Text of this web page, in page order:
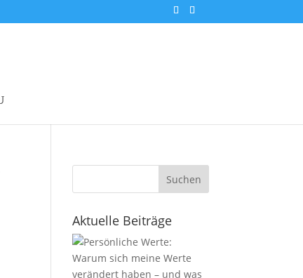
Suchen
Aktuelle Beiträge